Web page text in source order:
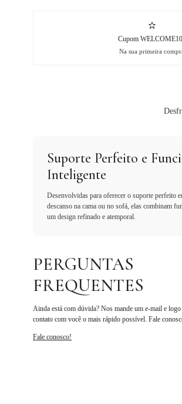
Cupom
Na sua primeira
Suporte Perfeito e
Inteligente
Desenvolvidas para oferecer o suporte perfeito
descanso na cama ou no sofá, elas combinam
um design refinado e atemporal.
PERGUNTAS
FREQUENTES
Ainda está com dúvida? Nos mande um e-mail e logo
contato com você o mais rápido possível. Fale
Fale conosco!